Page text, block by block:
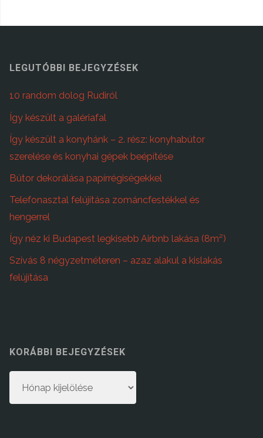
LEGUTÓBBI BEJEGYZÉSEK
10 random dolog Rudiról
Így készült a galériafal
Így készült a konyhánk – 2. rész: konyhabútor
szerelése és konyhai gépek beépítése
Bútor dekorálása papírrégiségekkel
Telefonasztal felújítása zománcfestékkel és
hengerrel
Így néz ki Budapest legkisebb Airbnb lakása (8m²)
Szívás 8 négyzetméteren – azaz alakul a kislakás
felújítása
KORÁBBI BEJEGYZÉSEK
bejegyzések